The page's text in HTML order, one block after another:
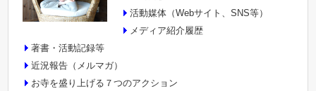
活動媒体（Webサイト、SNS等）
メディア紹介履歴
著書・活動記録等
近況報告（メルマガ）
お寺を盛り上げる７つのアクション